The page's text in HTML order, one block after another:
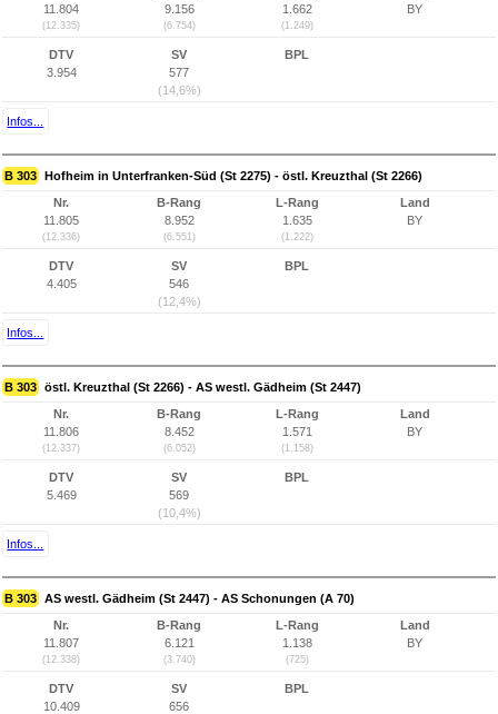
11.804
(12.335)
9.156
(6.754)
1.662
(1.249)
BY
DTV
3.954
SV
577
(14,6%)
BPL
Infos...
B 303 Hofheim in Unterfranken-Süd (St 2275) - östl. Kreuzthal (St 2266)
Nr.
11.805
(12.336)
B-Rang
8.952
(6.551)
L-Rang
1.635
(1.222)
Land
BY
DTV
4.405
SV
546
(12,4%)
BPL
Infos...
B 303 östl. Kreuzthal (St 2266) - AS westl. Gädheim (St 2447)
Nr.
11.806
(12.337)
B-Rang
8.452
(6.052)
L-Rang
1.571
(1.158)
Land
BY
DTV
5.469
SV
569
(10,4%)
BPL
Infos...
B 303 AS westl. Gädheim (St 2447) - AS Schonungen (A 70)
Nr.
11.807
(12.338)
B-Rang
6.121
(3.740)
L-Rang
1.138
(725)
Land
BY
DTV
10.409
SV
656
BPL